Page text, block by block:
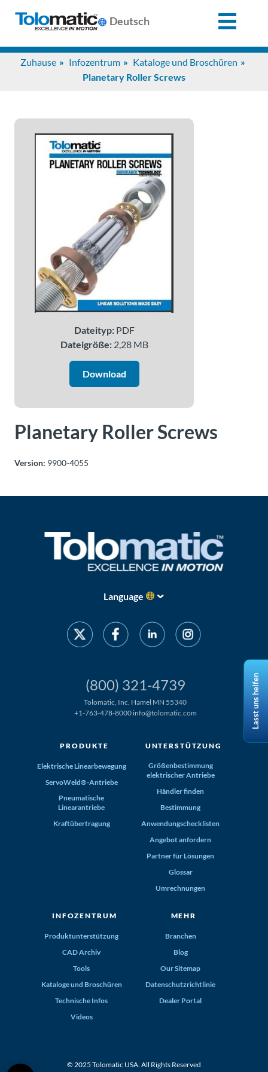
Deutsch
Zuhause Infozentrum
Kataloge und Broschüren
Planetary Roller Screws
Dateityp:PDF
Dateigröße:2,28 MB
Download
Planetary Roller Screws
Version: 9900-4055
Language
(800) 321-4739
Tolomatic, Inc. Hamel MN 55340
+1-763-478-8000 info@tolomatic.com
PRODUKTE
Elektrische Linearbewegung
ServoWeld®-Antriebe
Pneumatische
Linearantriebe
Kraftübertragung
UNTERSTÜTZUNG
Größenbestimmung
elektrischer Antriebe
Händler finden
Bestimmung
Anwendungschecklisten
Angebot anfordern
Partner für Lösungen
Glossar
Umrechnungen
INFOZENTRUM
Produktunterstützung
CAD Archiv
Tools
Kataloge und Broschüren
Technische Infos
Videos
MEHR
Branchen
Blog
Our Sitemap
Datenschutzrichtlinie
Dealer Portal
© 2025 Tolomatic USA. All Rights Reserved
Search
Unterstützung
Anwendungen
Über
Tolomatic
zu einem
Ingenieur
Neuigkeiten &
Veranstaltungen
Lasst uns helfen